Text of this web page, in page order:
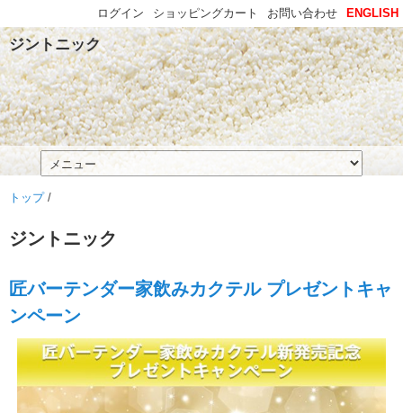
ジントニック
トップ/
ジントニック
匠バーテンダー家飲みカクテル プレゼントキャ
ンペーン
ENGLISH
お問い合わせ
ショッピングカート
ログイン